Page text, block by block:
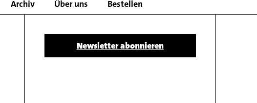
Archiv Über uns Bestellen
Newsletter abonnieren